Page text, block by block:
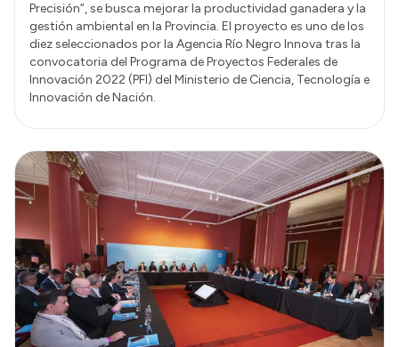
Precisión”, se busca mejorar la productividad ganadera y la
gestión ambiental en la Provincia. El proyecto es uno de los
diez seleccionados por la Agencia Río Negro Innova tras la
convocatoria del Programa de Proyectos Federales de
Innovación 2022 (PFI) del Ministerio de Ciencia, Tecnología e
Innovación de Nación.